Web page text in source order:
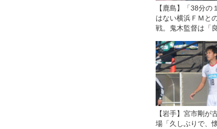
【鹿島】「38分の
はない横浜ＦＭと
戦。鬼木監督は「
のつもりで戦う」
【岩手】宮市剛が
場「久しぶりで、